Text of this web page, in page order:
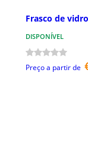
Frasco de
DISPONÍVEL
Preço a partir de